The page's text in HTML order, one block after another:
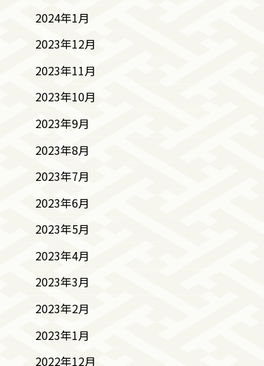
2024年1月
2023年12月
2023年11月
2023年10月
2023年9月
2023年8月
2023年7月
2023年6月
2023年5月
2023年4月
2023年3月
2023年2月
2023年1月
2022年12月